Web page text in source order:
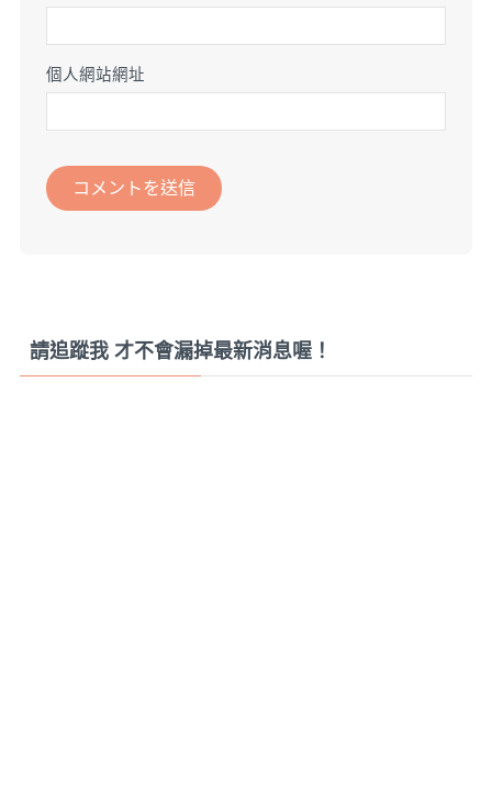
個人網站網址
請追蹤我 才不會漏掉最新消息喔！